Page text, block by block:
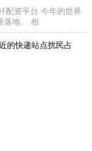
配资平台 今年的世界
落地。 相
的快递站点扰民占
传习所揭牌，文化惠